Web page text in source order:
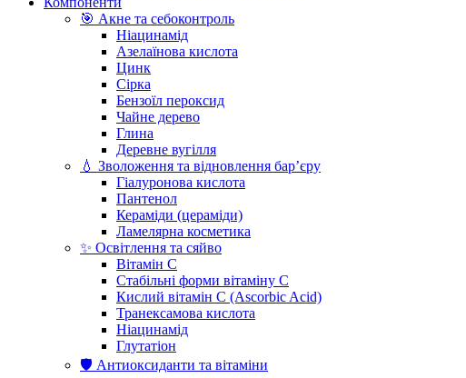
🎯 Акне та себоконтроль
Ніацинамід
Азелаїнова кислота
Цинк
Сірка
Бензоїл пероксид
Чайне дерево
Глина
Деревне вугілля
💧 Зволоження та відновлення бар’єру
Гіалуронова кислота
Пантенол
Кераміди (цераміди)
Ламелярна косметика
✨ Освітлення та сяйво
Вітамін С
Стабільні форми вітаміну С
Кислий вітамін С (Ascorbic Acid)
Транексамова кислота
Ніацинамід
Глутатіон
🛡️ Антиоксиданти та вітаміни